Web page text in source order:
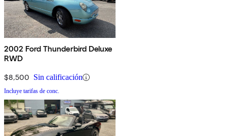
2002 Ford Thunderbird Deluxe
RWD
$8,500 Sin calificación
Incluye tarifas de conc.